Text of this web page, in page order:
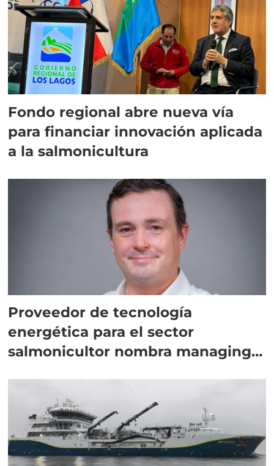
Fondo regional abre nueva vía
para financiar innovación aplicada
a la salmonicultura
Proveedor de tecnología
energética para el sector
salmonicultor nombra managing